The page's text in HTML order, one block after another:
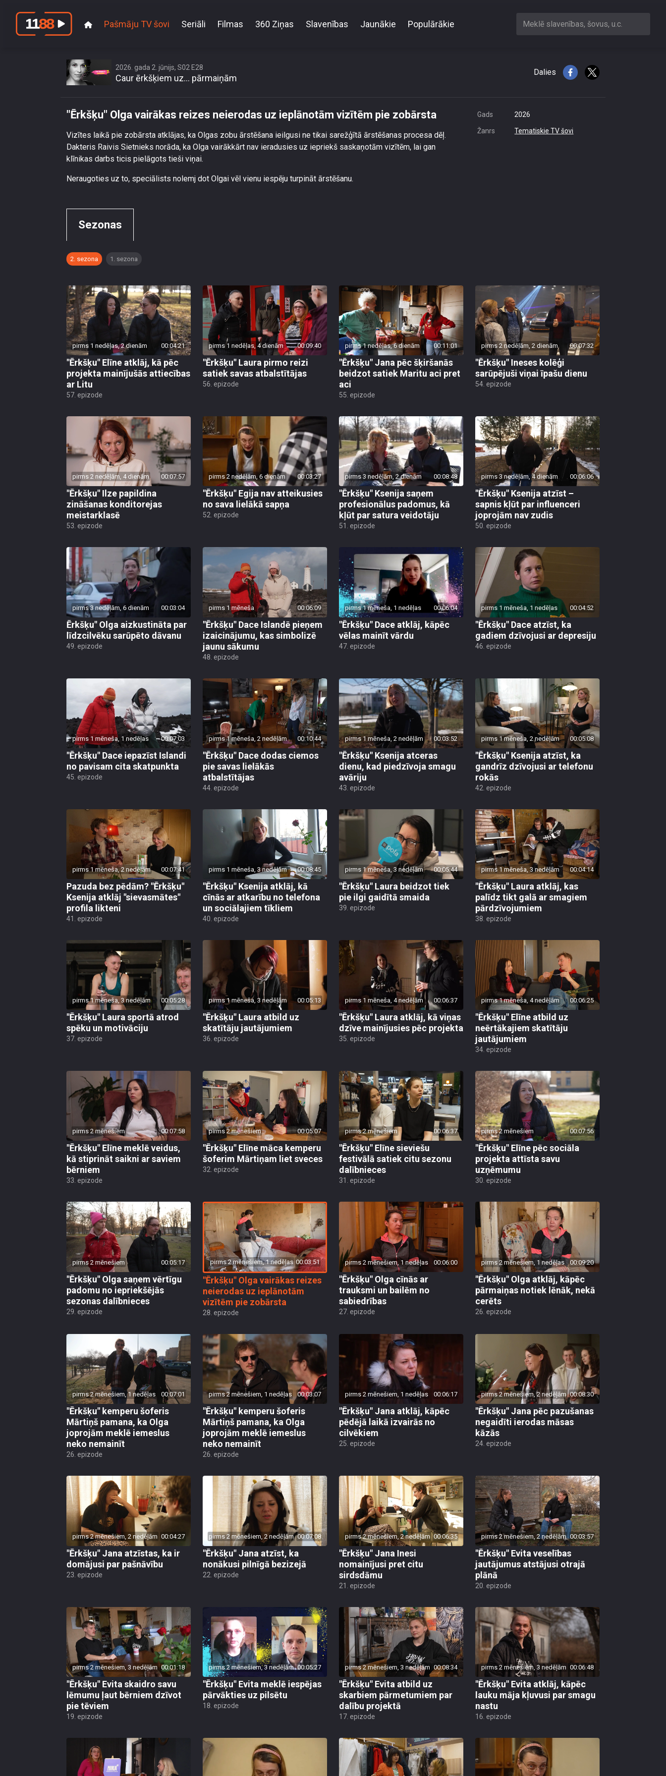
Pašmāju TV šovi Seriāli Filmas 360 Ziņas Slavenības Jaunākie Populārākie Meklē slavenības, šovus, u.c.
2026. gada 2. jūnijs, S02 E28
Caur ērkšķiem uz… pārmaiņām
Dalies
"Ērkšķu" Olga vairākas reizes neierodas uz ieplānotām vizītēm pie zobārsta
Vizītes laikā pie zobārsta atklājas, ka Olgas zobu ārstēšana ieilgusi ne tikai sarežģītā ārstēšanas procesa dēļ.
Dakteris Raivis Sietnieks norāda, ka Olga vairākkārt nav ieradusies uz iepriekš saskaņotām vizītēm, lai gan
klīnikas darbs ticis pielāgots tieši viņai.
Neraugoties uz to, speciālists nolemj dot Olgai vēl vienu iespēju turpināt ārstēšanu.
Gads 2026
Žanrs Tematiskie TV šovi
Sezonas
2. sezona 1. sezona
pirms 1 nedēļas, 2 dienām 00:04:21
"Ērkšķu" Elīne atklāj, kā pēc
projekta mainījušās attiecības
ar Litu
57. epizode
pirms 1 nedēļas, 4 dienām 00:09:40
"Ērkšķu" Laura pirmo reizi
satiek savas atbalstītājas
56. epizode
pirms 1 nedēļas, 6 dienām 00:11:01
"Ērkšķu" Jana pēc šķiršanās
beidzot satiek Maritu aci pret
aci
55. epizode
pirms 2 nedēļām, 2 dienām 00:07:32
"Ērkšķu" Ineses kolēģi
sarūpējuši viņai īpašu dienu
54. epizode
pirms 2 nedēļām, 4 dienām 00:07:57
"Ērkšķu" Ilze papildina
zināšanas konditorejas
meistarklasē
53. epizode
pirms 2 nedēļām, 6 dienām 00:03:27
"Ērkšķu" Egija nav atteikusies
no sava lielākā sapņa
52. epizode
pirms 3 nedēļām, 2 dienām 00:08:48
"Ērkšķu" Ksenija saņem
profesionālus padomus, kā
kļūt par satura veidotāju
51. epizode
pirms 3 nedēļām, 4 dienām 00:06:06
"Ērkšķu" Ksenija atzīst –
sapnis kļūt par influenceri
joprojām nav zudis
50. epizode
pirms 3 nedēļām, 6 dienām 00:03:04
Ērkšķu" Olga aizkustināta par
līdzcilvēku sarūpēto dāvanu
49. epizode
pirms 1 mēneša 00:06:09
"Ērkšķu" Dace Islandē pieņem
izaicinājumu, kas simbolizē
jaunu sākumu
48. epizode
pirms 1 mēneša, 1 nedēļas 00:06:04
"Ērkšķu" Dace atklāj, kāpēc
vēlas mainīt vārdu
47. epizode
pirms 1 mēneša, 1 nedēļas 00:04:52
"Ērkšķu" Dace atzīst, ka
gadiem dzīvojusi ar depresiju
46. epizode
pirms 1 mēneša, 1 nedēļas 00:07:03
"Ērkšķu" Dace iepazīst Islandi
no pavisam cita skatpunkta
45. epizode
pirms 1 mēneša, 2 nedēļām 00:10:44
"Ērkšķu" Dace dodas ciemos
pie savas lielākās
atbalstītājas
44. epizode
pirms 1 mēneša, 2 nedēļām 00:03:52
"Ērkšķu" Ksenija atceras
dienu, kad piedzīvoja smagu
avāriju
43. epizode
pirms 1 mēneša, 2 nedēļām 00:05:08
"Ērkšķu" Ksenija atzīst, ka
gandrīz dzīvojusi ar telefonu
rokās
42. epizode
pirms 1 mēneša, 2 nedēļām 00:07:41
Pazuda bez pēdām? "Ērkšķu"
Ksenija atklāj "sievasmātes"
profila likteni
41. epizode
pirms 1 mēneša, 3 nedēļām 00:08:45
"Ērkšķu" Ksenija atklāj, kā
cīnās ar atkarību no telefona
un sociālajiem tīkliem
40. epizode
pirms 1 mēneša, 3 nedēļām 00:05:44
"Ērkšķu" Laura beidzot tiek
pie ilgi gaidītā smaida
39. epizode
pirms 1 mēneša, 3 nedēļām 00:04:14
"Ērkšķu" Laura atklāj, kas
palīdz tikt galā ar smagiem
pārdzīvojumiem
38. epizode
pirms 1 mēneša, 3 nedēļām 00:05:28
"Ērkšķu" Laura sportā atrod
spēku un motivāciju
37. epizode
pirms 1 mēneša, 3 nedēļām 00:05:13
"Ērkšķu" Laura atbild uz
skatītāju jautājumiem
36. epizode
pirms 1 mēneša, 4 nedēļām 00:06:37
"Ērkšķu" Laura atklāj, kā viņas
dzīve mainījusies pēc projekta
35. epizode
pirms 1 mēneša, 4 nedēļām 00:06:25
"Ērkšķu" Elīne atbild uz
neērtākajiem skatītāju
jautājumiem
34. epizode
pirms 2 mēnešiem 00:07:58
"Ērkšķu" Elīne meklē veidus,
kā stiprināt saikni ar saviem
bērniem
33. epizode
pirms 2 mēnešiem 00:05:07
"Ērkšķu" Elīne māca kemperu
šoferim Mārtiņam liet sveces
32. epizode
pirms 2 mēnešiem 00:06:37
"Ērkšķu" Elīne sieviešu
festivālā satiek citu sezonu
dalībnieces
31. epizode
pirms 2 mēnešiem 00:07:56
"Ērkšķu" Elīne pēc sociāla
projekta attīsta savu
uzņēmumu
30. epizode
pirms 2 mēnešiem 00:05:17
"Ērkšķu" Olga saņem vērtīgu
padomu no iepriekšējās
sezonas dalībnieces
29. epizode
pirms 2 mēnešiem, 1 nedēļas 00:03:51
"Ērkšķu" Olga vairākas reizes
neierodas uz ieplānotām
vizītēm pie zobārsta
28. epizode
pirms 2 mēnešiem, 1 nedēļas 00:06:00
"Ērkšķu" Olga cīnās ar
trauksmi un bailēm no
sabiedrības
27. epizode
pirms 2 mēnešiem, 1 nedēļas 00:09:20
"Ērkšķu" Olga atklāj, kāpēc
pārmaiņas notiek lēnāk, nekā
cerēts
26. epizode
pirms 2 mēnešiem, 1 nedēļas 00:07:01
"Ērkšķu" kemperu šoferis
Mārtiņš pamana, ka Olga
joprojām meklē iemeslus
neko nemainīt
26. epizode
pirms 2 mēnešiem, 1 nedēļas 00:03:07
"Ērkšķu" kemperu šoferis
Mārtiņš pamana, ka Olga
joprojām meklē iemeslus
neko nemainīt
26. epizode
pirms 2 mēnešiem, 1 nedēļas 00:06:17
"Ērkšķu" Jana atklāj, kāpēc
pēdējā laikā izvairās no
cilvēkiem
25. epizode
pirms 2 mēnešiem, 2 nedēļām 00:08:30
"Ērkšķu" Jana pēc pazušanas
negaidīti ierodas māsas
kāzās
24. epizode
pirms 2 mēnešiem, 2 nedēļām 00:04:27
"Ērkšķu" Jana atzīstas, ka ir
domājusi par pašnāvību
23. epizode
pirms 2 mēnešiem, 2 nedēļām 00:07:08
"Ērkšķu" Jana atzīst, ka
nonākusi pilnīgā bezizejā
22. epizode
pirms 2 mēnešiem, 2 nedēļām 00:06:35
"Ērkšķu" Jana Inesi
nomainījusi pret citu
sirdsdāmu
21. epizode
pirms 2 mēnešiem, 2 nedēļām 00:03:57
"Ērkšķu" Evita veselības
jautājumus atstājusi otrajā
plānā
20. epizode
pirms 2 mēnešiem, 3 nedēļām 00:01:18
"Ērkšķu" Evita skaidro savu
lēmumu ļaut bērniem dzīvot
pie tēviem
19. epizode
pirms 2 mēnešiem, 3 nedēļām 00:05:27
"Ērkšķu" Evita meklē iespējas
pārvākties uz pilsētu
18. epizode
pirms 2 mēnešiem, 3 nedēļām 00:08:34
"Ērkšķu" Evita atbild uz
skarbiem pārmetumiem par
dalību projektā
17. epizode
pirms 2 mēnešiem, 3 nedēļām 00:06:48
"Ērkšķu" Evita atklāj, kāpēc
lauku māja kļuvusi par smagu
nastu
16. epizode